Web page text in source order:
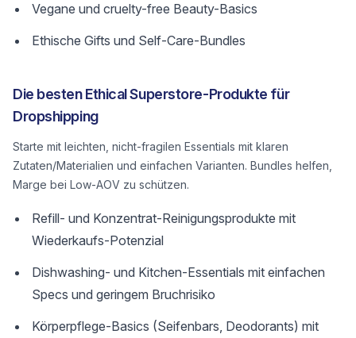
Vegane und cruelty-free Beauty-Basics
Ethische Gifts und Self-Care-Bundles
Die besten Ethical Superstore-Produkte für
Dropshipping
Starte mit leichten, nicht-fragilen Essentials mit klaren
Zutaten/Materialien und einfachen Varianten. Bundles helfen,
Marge bei Low-AOV zu schützen.
Refill- und Konzentrat-Reinigungsprodukte mit
Wiederkaufs-Potenzial
Dishwashing- und Kitchen-Essentials mit einfachen
Specs und geringem Bruchrisiko
Körperpflege-Basics (Seifenbars, Deodorants) mit